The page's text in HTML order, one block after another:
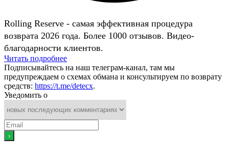
Rolling Reserve - самая эффективная процедура
возврата 2026 года. Более 1000 отзывов. Видео-
благодарности клиентов.
Читать подробнее
Подписывайтесь на наш телеграм-канал, там мы
предупреждаем о схемах обмана и консультируем по возврату
средств: https://t.me/detecx.
Уведомить о